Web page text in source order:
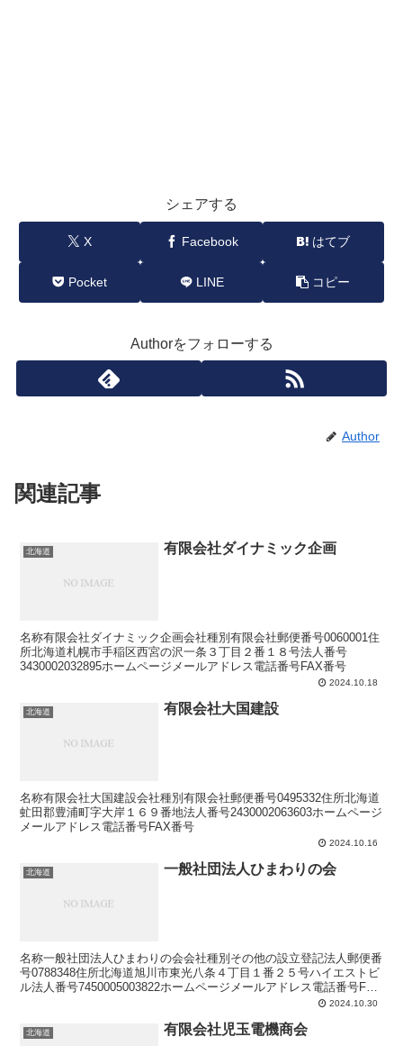
シェアする
X Facebook はてブ
Pocket LINE コピー
Authorをフォローする
Author
関連記事
北海道 有限会社ダイナミック企画
名称有限会社ダイナミック企画会社種別有限会社郵便番号0060001住
所北海道札幌市手稲区西宮の沢一条３丁目２番１８号法人番号
3430002032895ホームページメールアドレス電話番号FAX番号
2024.10.18
北海道 有限会社大国建設
名称有限会社大国建設会社種別有限会社郵便番号0495332住所北海道
虻田郡豊浦町字大岸１６９番地法人番号2430002063603ホームページ
メールアドレス電話番号FAX番号
2024.10.16
北海道 一般社団法人ひまわりの会
名称一般社団法人ひまわりの会会社種別その他の設立登記法人郵便番
号0788348住所北海道旭川市東光八条４丁目１番２５号ハイエストビ
ル法人番号7450005003822ホームページメールアドレス電話番号FAX
2024.10.30
北海道 有限会社児玉電機商会